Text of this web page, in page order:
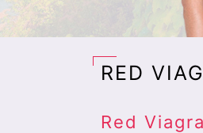
RED
Red